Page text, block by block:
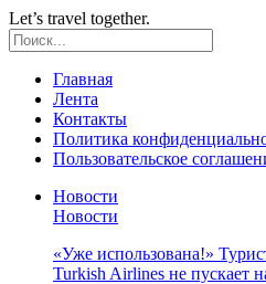
Let’s travel together.
Главная
Лента
Контакты
Политика
Пользовательское
Новости
Новости
«Уже использована!»
Turkish Airlines не пускает